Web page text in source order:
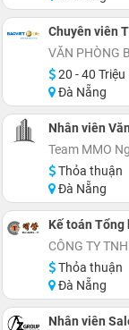
Chuyên viên
VĂN PHÒNG
20 - 40 Triệu
Đà Nẵng
Nhân viên
Team MMO
Thỏa thuận
Đà Nẵng
Kế toán Tổng
Thỏa thuận
Đà Nẵng
Nhân viên